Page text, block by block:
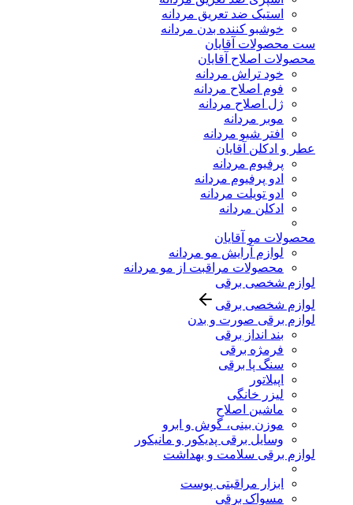
استیک ضد تعریق مردانه
خوشبو کننده بدن مردانه
ست محصولات آقایان
محصولات اصلاح آقایان
خود تراش مردانه
فوم اصلاح مردانه
ژل اصلاح مردانه
موبر مردانه
افتر شیو مردانه
عطر و ادکلن آقایان
پرفیوم مردانه
ادو پرفیوم مردانه
ادو تویلت مردانه
ادکلن مردانه
محصولات مو آقایان
لوازم آرایش مو مردانه
محصولات مراقبت از مو مردانه
لوازم شخصی برقی
لوازم شخصی برقی
لوازم برقی صورت و بدن
بند انداز برقی
فرمژه برقی
سنگ پا برقی
اپیلاتور
لیزر خانگی
ماشین اصلاح
موزن بینی، گوش و ابرو
وسایل برقی پدیکور و مانیکور
لوازم برقی سلامت و بهداشت
ابزار مراقبتی پوست
مسواک برقی